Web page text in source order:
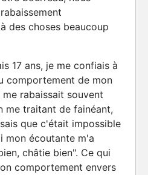
des choses beaucoup
17 ans, je me confiais à
comportement de mon
rabaissait souvent
me traitant de fainéant,
que c'était impossible
mon écoutante m'a
châtie bien". Ce qui
comportement envers